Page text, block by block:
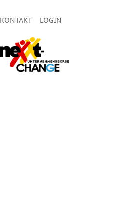
KONTAKT LOGIN